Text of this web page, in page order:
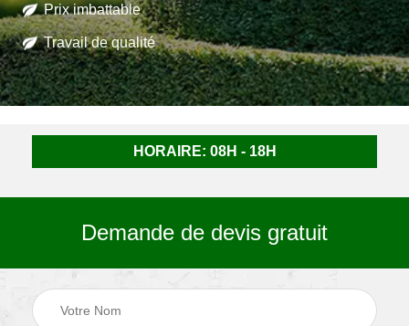
Prix imbattable
Travail de qualité
HORAIRE: 08H - 18H
Demande de devis gratuit